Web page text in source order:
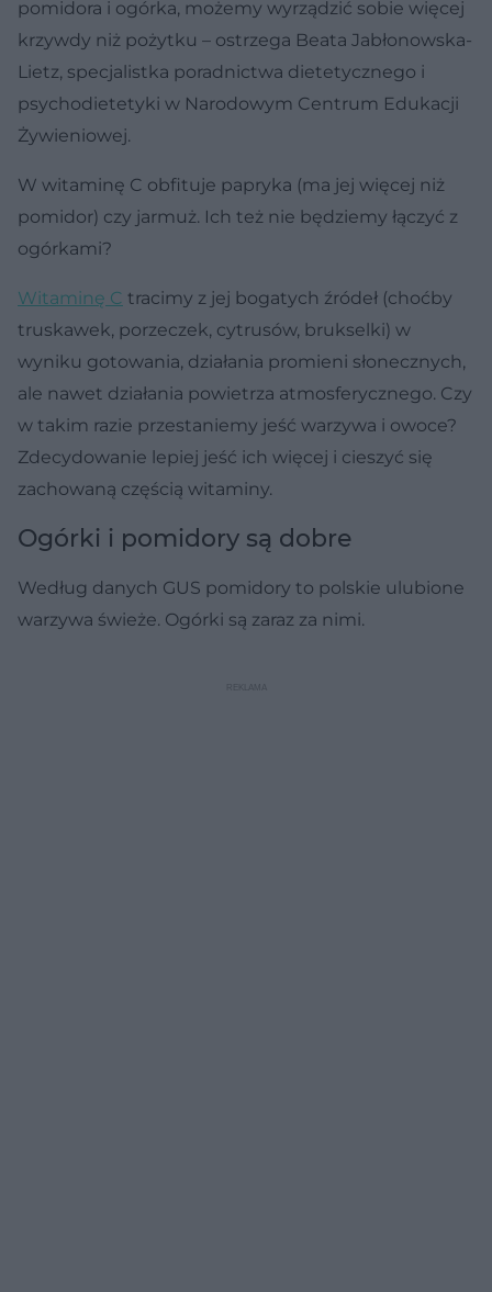
pomidora i ogórka, możemy wyrządzić sobie więcej
krzywdy niż pożytku – ostrzega Beata Jabłonowska-
Lietz, specjalistka poradnictwa dietetycznego i
psychodietetyki w Narodowym Centrum Edukacji
Żywieniowej.
W witaminę C obfituje papryka (ma jej więcej niż
pomidor) czy jarmuż. Ich też nie będziemy łączyć z
ogórkami?
Witaminę C tracimy z jej bogatych źródeł (choćby
truskawek, porzeczek, cytrusów, brukselki) w
wyniku gotowania, działania promieni słonecznych,
ale nawet działania powietrza atmosferycznego. Czy
w takim razie przestaniemy jeść warzywa i owoce?
Zdecydowanie lepiej jeść ich więcej i cieszyć się
zachowaną częścią witaminy.
Ogórki i pomidory są dobre
Według danych GUS pomidory to polskie ulubione
warzywa świeże. Ogórki są zaraz za nimi.